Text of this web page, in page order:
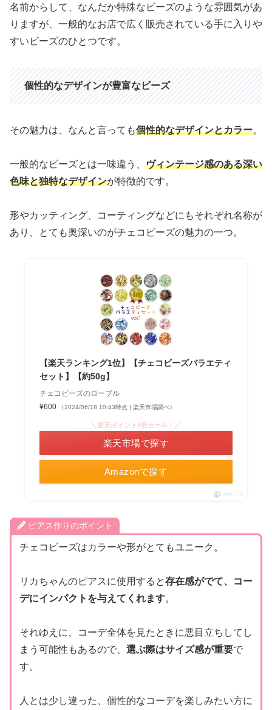
名前からして、なんだか特殊なビーズのような雰囲気があ
りますが、一般的なお店で広く販売されている手に入りや
すいビーズのひとつです。
個性的なデザインが豊富なビーズ
その魅力は、なんと言っても個性的なデザインとカラー。
一般的なビーズとは一味違う、 ヴィンテージ感のある深い
色味と独特なデザインが特徴的です。
形やカッティング、コーティングなどにもそれぞれ名称が
あり、とても奥深いのがチェコビーズの魅力の一つ。
【楽天ランキング1位】【チェコビーズバラエティ
セット】【約50g】
チェコビーズのローブル
¥600
（2024/06/18 10:43時点 | 楽天市場調べ）
Amazonで探す
＼楽天ポイント4倍セール！／
楽天市場で探す
ポチップ
ピアス作りのポイント
チェコビーズはカラーや形がとてもユニーク。
リカちゃんのピアスに使用すると存在感がでて、コー
デにインパクトを与えてくれます。
それゆえに、コーデ全体を見たときに悪目立ちしてし
まう可能性もあるので、 選ぶ際はサイズ感が重要で
す。
人とは少し違った、個性的なコーデを楽しみたい方に